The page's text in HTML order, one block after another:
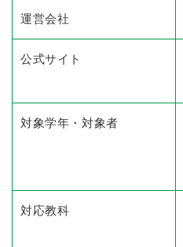
運営会社
公式サイト
対象学年・対象者
対応教科